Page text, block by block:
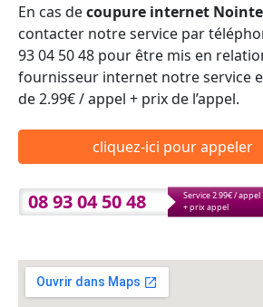
En cas decoupure internet
contacter notre service par
93 04 50 48 pour être mis en
fournisseur internet notre service
de 2.99€ / appel + prix de l’appel.
cliquez-ici pour appeler
08 93 04 50 48
Service 2.99€ / appel
+ prix appel